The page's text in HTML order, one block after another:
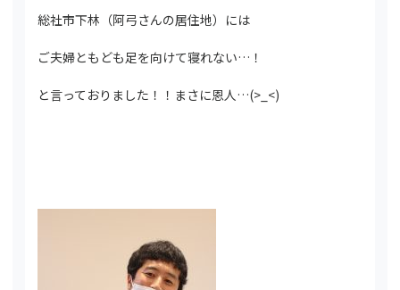
総社市下林（阿弓さんの居住地）には
ご夫婦ともども足を向けて寝れない…！
と言っておりました！！まさに恩人…(>_<)